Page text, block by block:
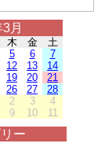
月
木 金
土
5 6
7
12 13
14
19 20
21
26 27
28
2 3
4
9 10 11
ー